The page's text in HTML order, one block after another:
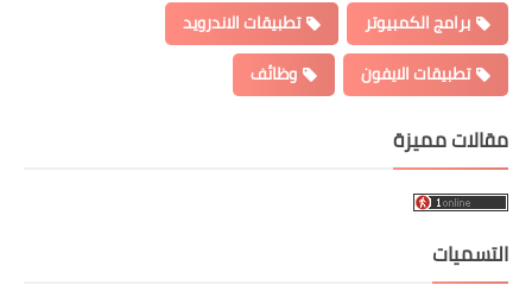
برامج الكمبيوتر
تطبيقات الاندرويد
تطبيقات الايفون
وظائف
مقالات مميزة
التسميات